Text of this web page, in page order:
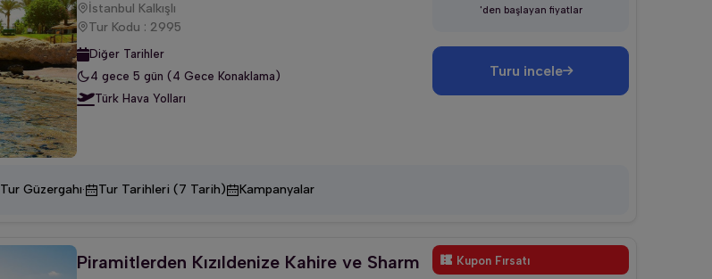
İstanbul Kalkışlı
Tur Kodu : 2995
Diğer Tarihler
4 gece 5 gün (4 Gece Konaklama)
Türk Hava Yolları
'den başlayan fiyatlar
Turu incele
Tur Güzergahı· Tur Tarihleri (7 Tarih) Kampanyalar
Piramitlerden Kızıldenize Kahire ve Sharm
Kupon Fırsatı